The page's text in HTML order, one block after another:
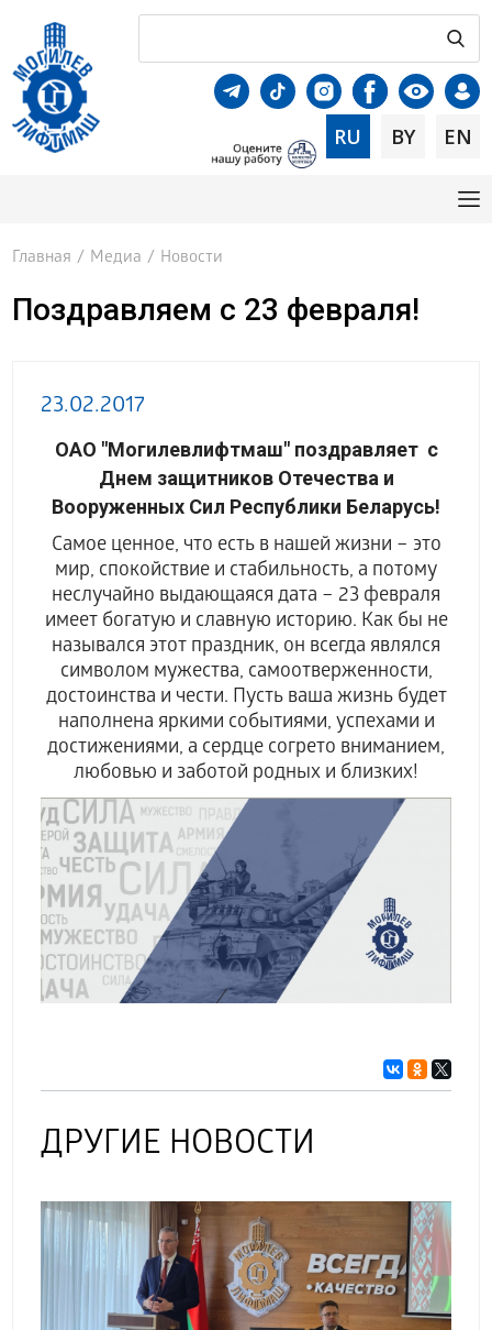
RU BY EN
Главная / Медиа / Новости
Поздравляем с 23 февраля!
23.02.2017
ОАО "Могилевлифтмаш" поздравляет с
Днем защитников Отечества и
Вооруженных Сил Республики Беларусь!
Самое ценное, что есть в нашей жизни – это
мир, спокойствие и стабильность, а потому
неслучайно выдающаяся дата – 23 февраля
имеет богатую и славную историю. Как бы не
назывался этот праздник, он всегда являлся
символом мужества, самоотверженности,
достоинства и чести. Пусть ваша жизнь будет
наполнена яркими событиями, успехами и
достижениями, а сердце согрето вниманием,
любовью и заботой родных и близких!
ДРУГИЕ НОВОСТИ